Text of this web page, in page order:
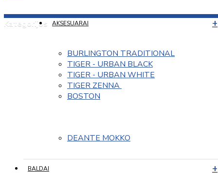
Kategorijos AKSESUARAI
BURLINGTON TRADITIONAL
TIGER - URBAN BLACK
TIGER - URBAN WHITE
TIGER ZENNA
BOSTON
DEANTE MOKKO
BALDAI